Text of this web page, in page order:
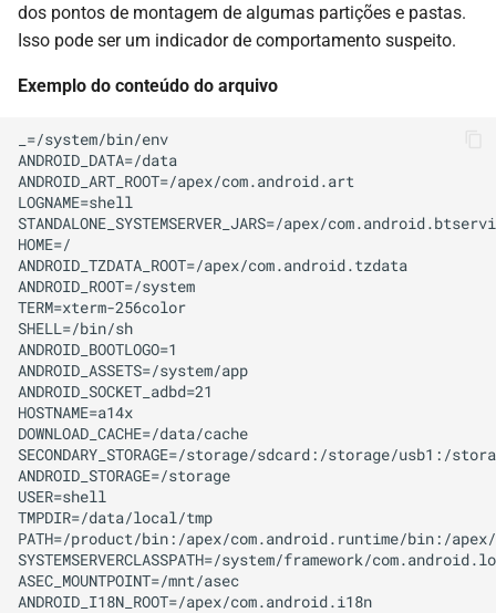
dos pontos de montagem de algumas partições e pastas.
Isso pode ser um indicador de comportamento suspeito.
Exemplo do conteúdo do arquivo
_=/system/bin/env
ANDROID_DATA=/data
ANDROID_ART_ROOT=/apex/com.android.art
LOGNAME=shell
STANDALONE_SYSTEMSERVER_JARS=/apex/
HOME=/
ANDROID_TZDATA_ROOT=/apex/com.android.tzdata
ANDROID_ROOT=/system
TERM=xterm-256color
SHELL=/bin/sh
ANDROID_BOOTLOGO=1
ANDROID_ASSETS=/system/app
ANDROID_SOCKET_adbd=21
HOSTNAME=a14x
DOWNLOAD_CACHE=/data/cache
SECONDARY_STORAGE=/storage/sdcard:/storage/usb1:/
ANDROID_STORAGE=/storage
USER=shell
TMPDIR=/data/local/tmp
PATH=/product/bin:/apex/com.android.runtime/bin:/
SYSTEMSERVERCLASSPATH=/system/framework/
ASEC_MOUNTPOINT=/mnt/asec
ANDROID_I18N_ROOT=/apex/com.android.i18n